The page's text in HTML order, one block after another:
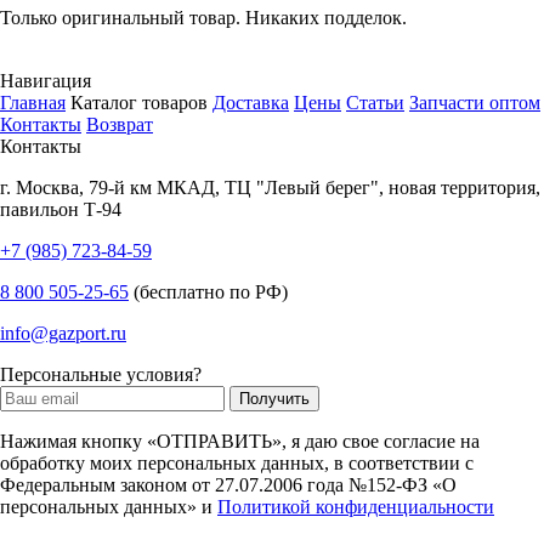
Только оригинальный товар. Никаких подделок.
Навигация
Главная Каталог товаров Доставка Цены Статьи Запчасти оптом
Контакты Возврат
Контакты
г. Москва, 79-й км МКАД, ТЦ "Левый берег", новая территория,
павильон Т-94
+7 (985) 723-84-59
8 800 505-25-65 (бесплатно по РФ)
info@gazport.ru
Персональные условия?
Нажимая кнопку «ОТПРАВИТЬ», я даю свое согласие на
обработку моих персональных данных, в соответствии с
Федеральным законом от 27.07.2006 года №152-ФЗ «О
персональных данных» и Политикой конфиденциальности